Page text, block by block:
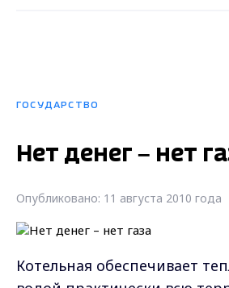
ГОСУДАРСТВО
Нет денег – нет
Опубликовано: 11 августа 2010 года
Котельная обеспечивает